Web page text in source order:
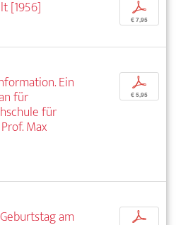
[1956]
p
€ 7,95
Ein
für
für
Max
p
€ 5,95
am
p